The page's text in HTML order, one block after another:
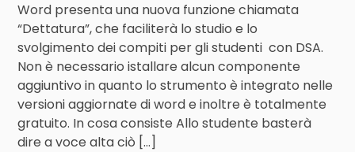
Word presenta una nuova funzione chiamata
“Dettatura”, che faciliterà lo studio e lo
svolgimento dei compiti per gli studenti con DSA.
Non è necessario istallare alcun componente
aggiuntivo in quanto lo strumento è integrato nelle
versioni aggiornate di word e inoltre è totalmente
gratuito. In cosa consiste Allo studente basterà
dire a voce alta ciò […]